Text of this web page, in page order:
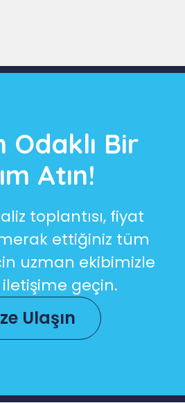
Odaklı Bir
Atın!
toplantısı, fiyat
ettiğiniz tüm
uzman ekibimizle
geçin.
Ulaşın